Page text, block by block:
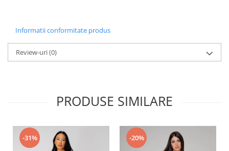
Informatii conformitate produs
Review-uri(0)
PRODUSE SIMILARE
-31% -20%